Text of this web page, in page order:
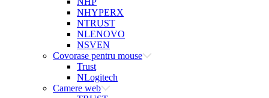
NHYPERX
NTRUST
NLENOVO
NSVEN
Covorase pentru mouse
Trust
NLogitech
Camere web